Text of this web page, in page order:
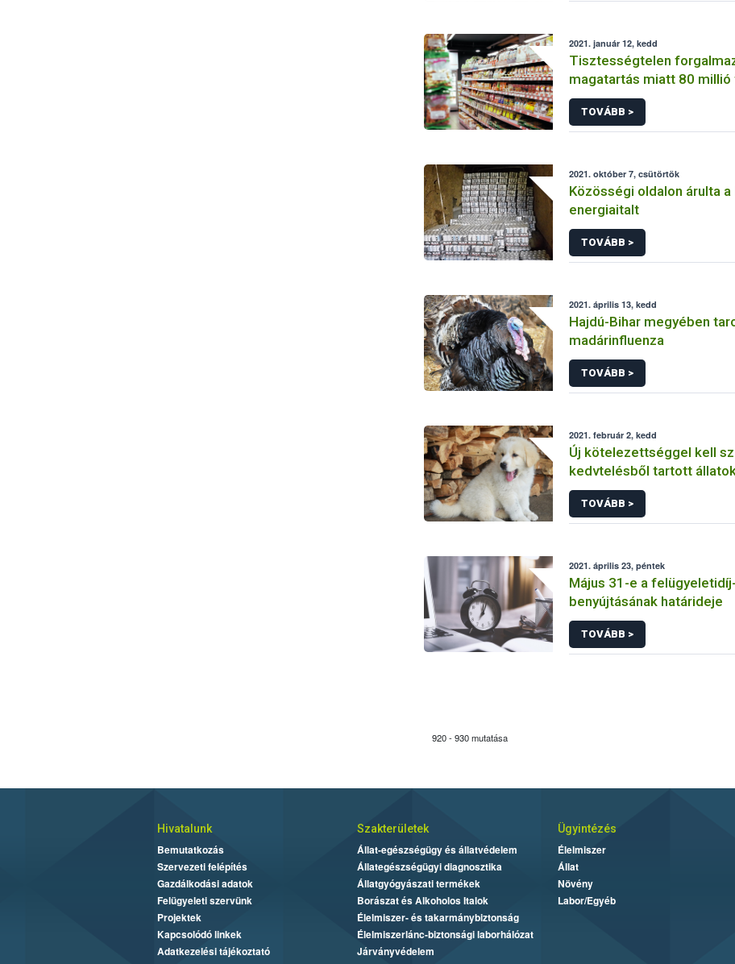
2021. január 12, kedd
Tisztességtelen
magatartás miatt 80
bírságot rótt ki a Nébih
TOVÁBB >
2021. október 7, csütörtök
Közösségi oldalon árulta
energiaitalt
TOVÁBB >
2021. április 13, kedd
Hajdú-Bihar megyében
madárinfluenza
TOVÁBB >
2021. február 2, kedd
Új kötelezettséggel kell
kedvtelésből tartott
kereskedőknek
TOVÁBB >
2021. április 23, péntek
Május 31-e a
benyújtásának határideje
TOVÁBB >
920 - 930 mutatása
Hivatalunk
Bemutatkozás
Szervezeti felépítés
Gazdálkodási adatok
Felügyeleti szervünk
Projektek
Kapcsolódó linkek
Adatkezelési tájékoztató
Szakterületek
Állat-egészségügy és állatvédelem
Állategészségügyi diagnosztika
Állatgyógyászati termékek
Borászat és Alkoholos Italok
Élelmiszer- és takarmánybiztonság
Élelmiszerlánc-biztonsági laborhálózat
Járványvédelem
Ügyintézés
Élelmiszer
Állat
Növény
Labor/Egyéb